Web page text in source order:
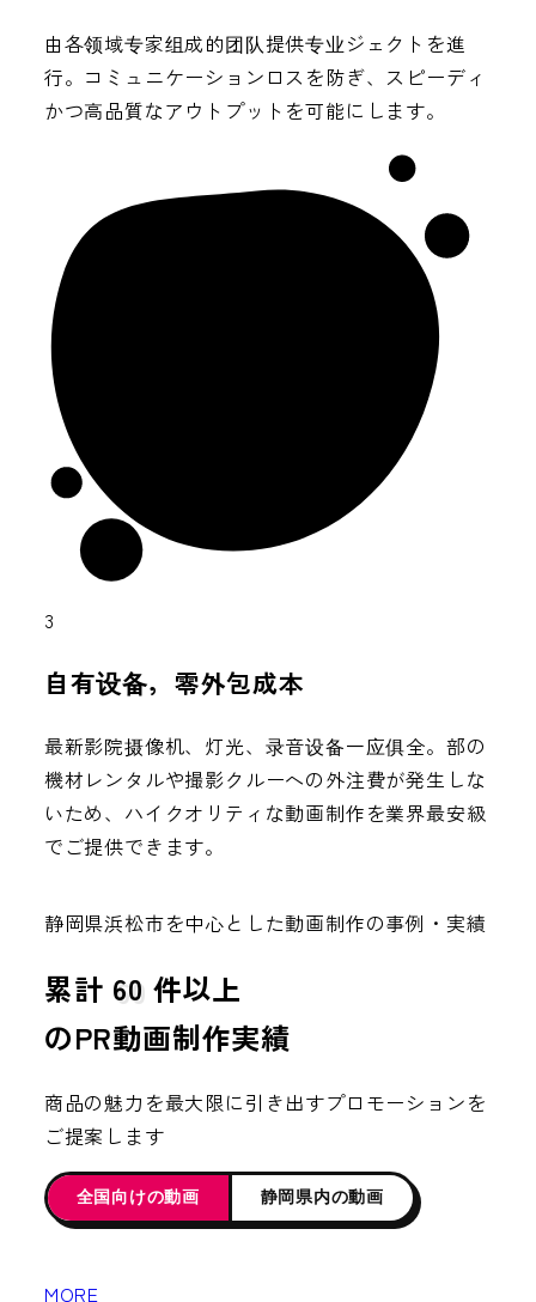
由各领域专家组成的团队提供专业ジェクトを進
行。コミュニケーションロスを防ぎ、スピーディ
かつ高品質なアウトプットを可能にします。
3
自有设备，零外包成本
最新影院摄像机、灯光、录音设备一应俱全。部の
機材レンタルや撮影クルーへの外注費が発生しな
いため、ハイクオリティな動画制作を業界最安級
でご提供できます。
静岡県浜松市を中心とした動画制作の事例・実績
累計 60 件以上
のPR動画制作実績
商品の魅力を最大限に引き出すプロモーションを
ご提案します
全国向けの動画 静岡県内の動画
MORE